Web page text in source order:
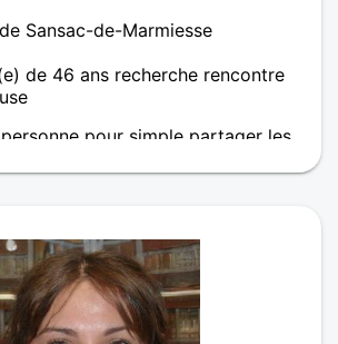
Sansac-de-Marmiesse
de 46 ans recherche rencontre
pour simple partager les